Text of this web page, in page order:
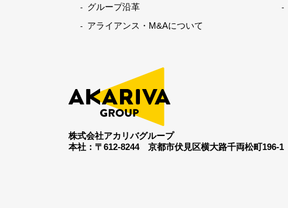
グループ沿革
アライアンス・M&Aについて
株式会社アカリバグループ
本社：〒612-8244 京都市伏見区横大路千両松町196-1